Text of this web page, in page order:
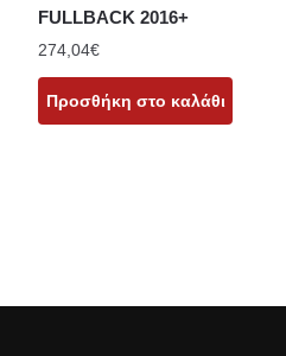
FULLBACK 2016+
274,04€
Προσθήκη στο καλάθι